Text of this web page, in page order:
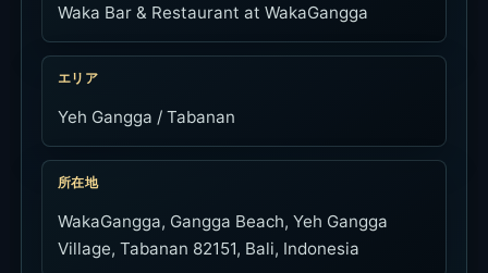
Waka Bar & Restaurant at WakaGangga
エリア
Yeh Gangga / Tabanan
所在地
WakaGangga, Gangga Beach, Yeh Gangga
Village, Tabanan 82151, Bali, Indonesia